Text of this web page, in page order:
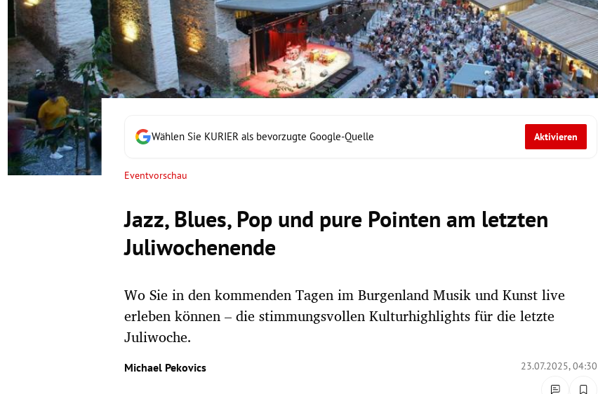
Untermenü
Untermenü
Untermenü
Untermenü
Untermenü
Wählen Sie KURIER als bevorzugte Google-Quelle Aktivieren
Eventvorschau
Jazz, Blues, Pop und pure Pointen am letzten
Juliwochenende
Wo Sie in den kommenden Tagen im Burgenland Musik und Kunst live
erleben können – die stimmungsvollen Kulturhighlights für die letzte
Juliwoche.
Michael Pekovics 23.07.2025, 04:30